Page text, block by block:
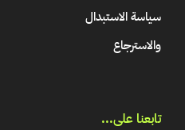
سياسة الاستبدال
والاسترجاع
تابعنا على...​